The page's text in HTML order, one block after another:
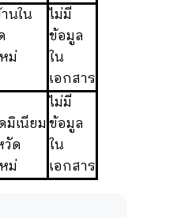
นใน
ม่
ไม่มี
ข้อมูล
ใน
เอกสาร
มิเนียม
ด
ม่
ไม่มี
ข้อมูล
ใน
เอกสาร